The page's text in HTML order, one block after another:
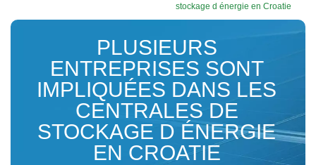
stockage d énergie en Croatie
PLUSIEURS
ENTREPRISES SONT
IMPLIQUÉES DANS LES
CENTRALES DE
STOCKAGE D ÉNERGIE
EN CROATIE